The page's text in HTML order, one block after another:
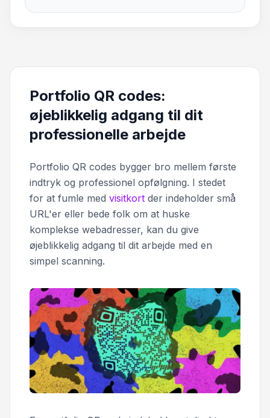
Portfolio QR codes:
øjeblikkelig adgang til dit
professionelle arbejde
Portfolio QR codes bygger bro mellem første
indtryk og professionel opfølgning. I stedet
for at fumle med visitkort der indeholder små
URL'er eller bede folk om at huske
komplekse webadresser, kan du give
øjeblikkelig adgang til dit arbejde med en
simpel scanning.